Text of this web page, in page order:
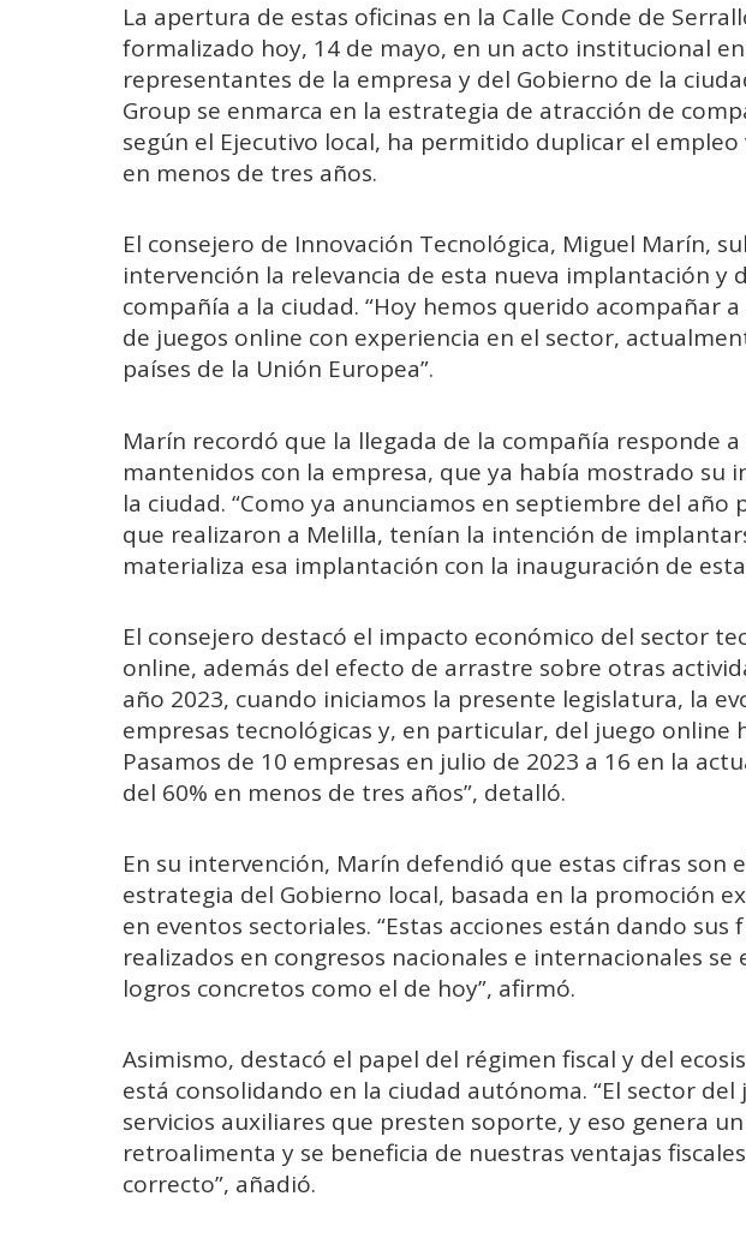
La apertura de estas oficinas en la Calle Conde de
formalizado hoy, 14 de mayo, en un acto institucional
representantes de la empresa y del Gobierno de la
Group se enmarca en la estrategia de atracción de
según el Ejecutivo local, ha permitido duplicar el
en menos de tres años.
El consejero de Innovación Tecnológica, Miguel Marín,
intervención la relevancia de esta nueva implantación y
compañía a la ciudad. “Hoy hemos querido acompañar
de juegos online con experiencia en el sector,
países de la Unión Europea”.
Marín recordó que la llegada de la compañía responde
mantenidos con la empresa, que ya había mostrado su
la ciudad. “Como ya anunciamos en septiembre del año
que realizaron a Melilla, tenían la intención de
materializa esa implantación con la inauguración de
El consejero destacó el impacto económico del sector
online, además del efecto de arrastre sobre otras
año 2023, cuando iniciamos la presente legislatura, la
empresas tecnológicas y, en particular, del juego online
Pasamos de 10 empresas en julio de 2023 a 16 en la
del 60% en menos de tres años”, detalló.
En su intervención, Marín defendió que estas cifras son
estrategia del Gobierno local, basada en la promoción
en eventos sectoriales. “Estas acciones están dando sus
realizados en congresos nacionales e internacionales
logros concretos como el de hoy”, afirmó.
Asimismo, destacó el papel del régimen fiscal y del
está consolidando en la ciudad autónoma. “El sector
servicios auxiliares que presten soporte, y eso genera
retroalimenta y se beneficia de nuestras ventajas
correcto”, añadió.